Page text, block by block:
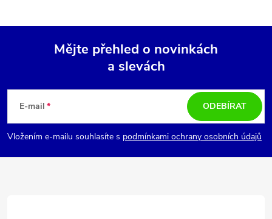
p
a
Mějte přehled o novinkách
a slevách
E-mail
Vložením e-mailu souhlasíte s podmínkami ochrany osobních údajů
ODEBÍRAT